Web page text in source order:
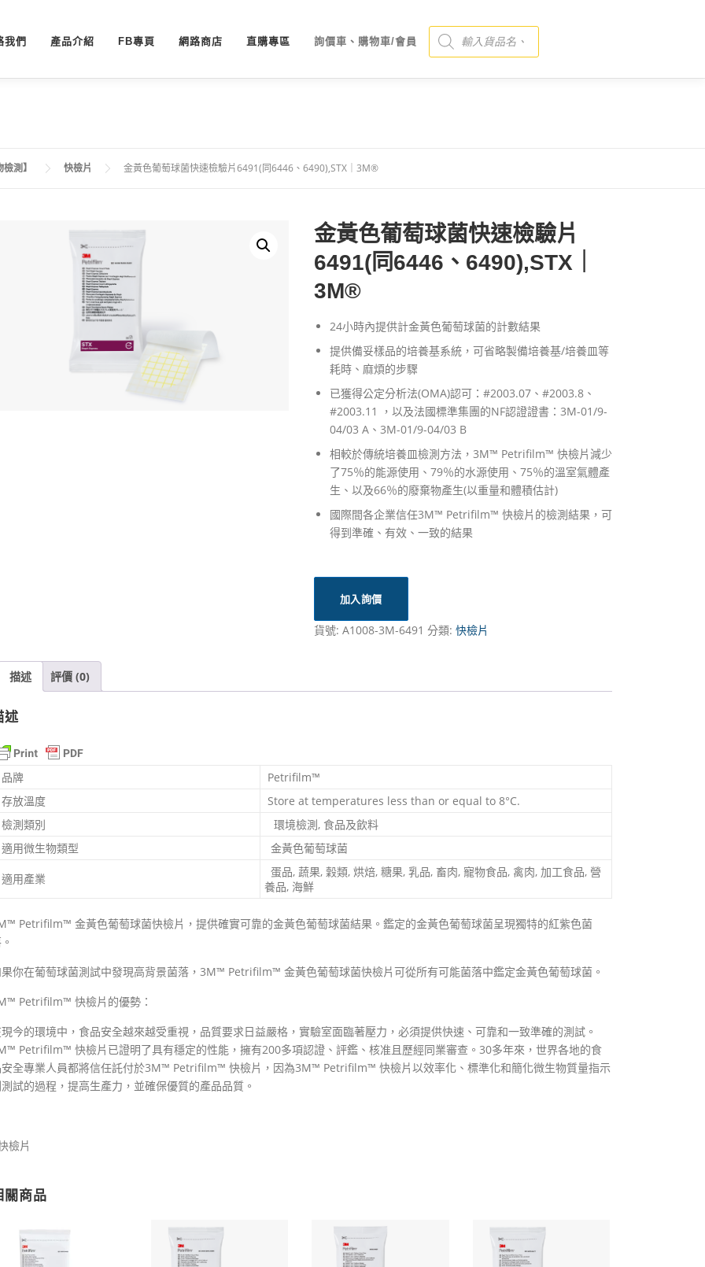
我們 產品介紹 FB專頁 網路商店 直購專區 詢價車、購物車/會員
Products search
測】 快檢片 金黃色葡萄球菌快速檢驗片6491(同6446、6490),STX｜3M®
金黃色葡萄球菌快速檢驗片
6491(同6446、6490),STX｜
3M®
24小時內提供計金黃色葡萄球菌的計數結果
提供備妥樣品的培養基系統，可省略製備培養基/培養皿等
耗時、麻煩的步驟
已獲得公定分析法(OMA)認可：#2003.07、#2003.8、
#2003.11 ，以及法國標準集團的NF認證證書：3M-01/9-
04/03 A、3M-01/9-04/03 B
相較於傳統培養皿檢測方法，3M™ Petrifilm™ 快檢片減少
了75％的能源使用、79％的水源使用、75％的溫室氣體產
生、以及66％的廢棄物產生(以重量和體積估計)
國際間各企業信任3M™ Petrifilm™ 快檢片的檢測結果，可
得到準確、有效、一致的結果
加入詢價
貨號: A1008-3M-6491 分類: 快檢片
描述 評價 (0)
述
牌
Petrifilm™
放溫度
Store at temperatures less than or equal to 8°C.
測類別
環境檢測, 食品及飲料
用微生物類型
金黃色葡萄球菌
用產業
蛋品, 蔬果, 穀類, 烘焙, 糖果, 乳品, 畜肉, 寵物食品, 禽肉, 加工食品, 營
養品, 海鮮
Petrifilm™ 金黃色葡萄球菌快檢片，提供確實可靠的金黃色葡萄球菌結果。鑑定的金黃色葡萄球菌呈現獨特的紅紫色菌
你在葡萄球菌測試中發現高背景菌落，3M™ Petrifilm™ 金黃色葡萄球菌快檢片可從所有可能菌落中鑑定金黃色葡萄球菌。
Petrifilm™ 快檢片的優勢：
今的環境中，食品安全越來越受重視，品質要求日益嚴格，實驗室面臨著壓力，必須提供快速、可靠和一致準確的測試。
Petrifilm™ 快檢片已證明了具有穩定的性能，擁有200多項認證、評鑑、核准且歷經同業審查。30多年來，世界各地的食
全專業人員都將信任託付於3M™ Petrifilm™ 快檢片，因為3M™ Petrifilm™ 快檢片以效率化、標準化和簡化微生物質量指示
試的過程，提高生產力，並確保優質的產品品質。
檢片
關商品